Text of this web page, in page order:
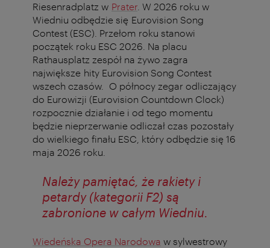
Riesenradplatz w Prater . W 2026 roku w
Wiedniu odbędzie się Eurovision Song
Contest (ESC). Przełom roku stanowi
początek roku ESC 2026. Na placu
Rathausplatz zespół na żywo zagra
największe hity Eurovision Song Contest
wszech czasów. O północy zegar odliczający
do Eurowizji (Eurovision Countdown Clock)
rozpocznie działanie i od tego momentu
będzie nieprzerwanie odliczał czas pozostały
do wielkiego finału ESC, który odbędzie się 16
maja 2026 roku.
Należy pamiętać, że rakiety i
petardy (kategorii F2) są
zabronione w całym Wiedniu.
Wiedeńska Opera Narodowa w sylwestrowy